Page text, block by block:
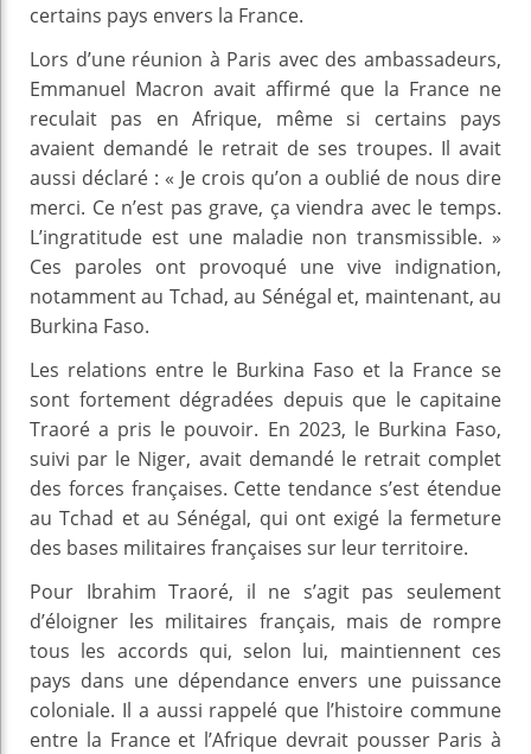
certains pays envers la France.
Lors d’une réunion à Paris avec des ambassadeurs,
Emmanuel Macron avait affirmé que la France ne
reculait pas en Afrique, même si certains pays
avaient demandé le retrait de ses troupes. Il avait
aussi déclaré : « Je crois qu’on a oublié de nous dire
merci. Ce n’est pas grave, ça viendra avec le temps.
L’ingratitude est une maladie non transmissible. »
Ces paroles ont provoqué une vive indignation,
notamment au Tchad, au Sénégal et, maintenant, au
Burkina Faso.
Les relations entre le Burkina Faso et la France se
sont fortement dégradées depuis que le capitaine
Traoré a pris le pouvoir. En 2023, le Burkina Faso,
suivi par le Niger, avait demandé le retrait complet
des forces françaises. Cette tendance s’est étendue
au Tchad et au Sénégal, qui ont exigé la fermeture
des bases militaires françaises sur leur territoire.
Pour Ibrahim Traoré, il ne s’agit pas seulement
d’éloigner les militaires français, mais de rompre
tous les accords qui, selon lui, maintiennent ces
pays dans une dépendance envers une puissance
coloniale. Il a aussi rappelé que l’histoire commune
entre la France et l’Afrique devrait pousser Paris à